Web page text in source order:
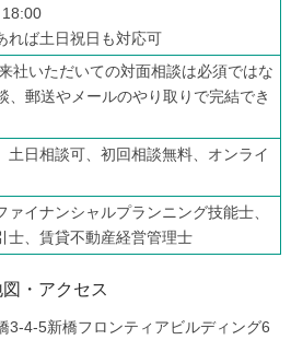
れば土日祝日も対応可
社いただいての対面相談は必須ではな
、郵送やメールのやり取りで完結でき
土日相談可、初回相談無料、オンライ
ァイナンシャルプランニング技能士、
士、賃貸不動産経営管理士
・アクセス
3-4-5新橋フロンティアビルディング6